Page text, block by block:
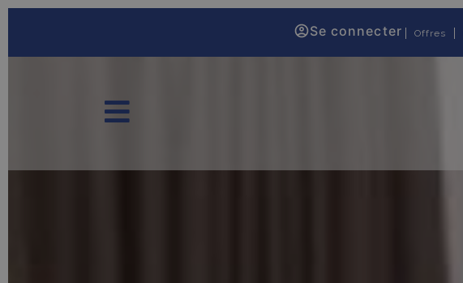
Se connecter Offres